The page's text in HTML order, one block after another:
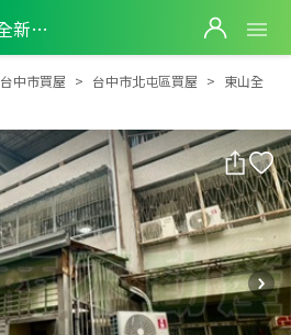
東山全新整理車庫美透天
東山全新整理車庫美透天
台中市買屋 台中市北屯區買屋
東山全